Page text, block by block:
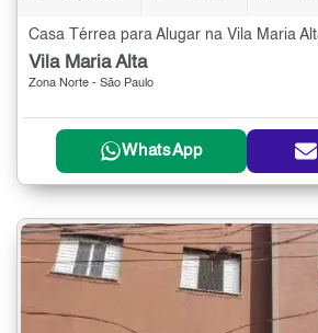
Vila Maria Alta
Zona Norte - São Paulo
WhatsApp